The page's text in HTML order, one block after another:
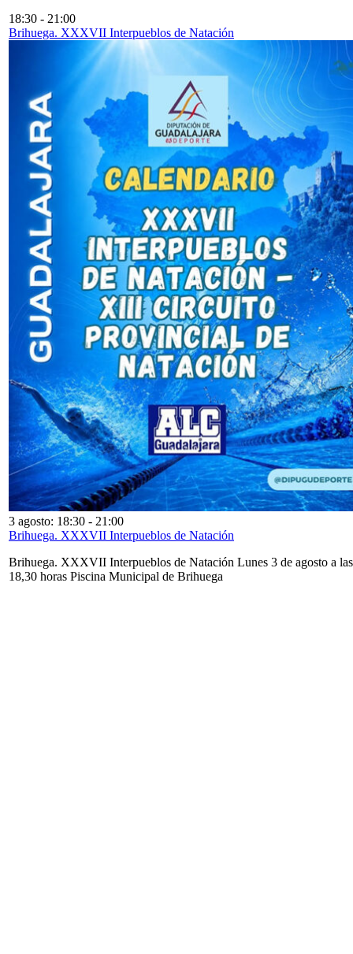
18:30 - 21:00
Brihuega. XXXVII Interpueblos de Natación
3 agosto: 18:30 - 21:00
Brihuega. XXXVII Interpueblos de Natación
Brihuega. XXXVII Interpueblos de Natación Lunes 3 de agosto a las
18,30 horas Piscina Municipal de Brihuega